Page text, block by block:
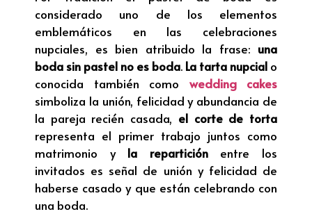
considerado uno de los elementos
emblemáticos en las celebraciones
nupciales, es bien atribuido la frase: una
boda sin pastel no es boda. La tarta nupcial o
conocida también como wedding cakes
simboliza la unión, felicidad y abundancia de
la pareja recién casada, el corte de torta
representa el primer trabajo juntos como
matrimonio yla reparticiónentre los
invitados es señal de unión y felicidad de
haberse casado y que están celebrando con
una boda.